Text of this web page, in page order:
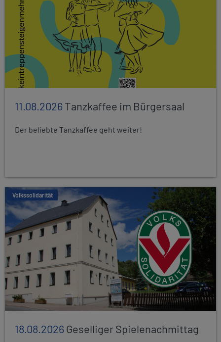
11.08.2026Tanzkaffee im Bürgersaal
Der beliebte Tanzkaffee geht weiter!
Volkssolidarität
18.08.2026Geselliger Spielenachmittag